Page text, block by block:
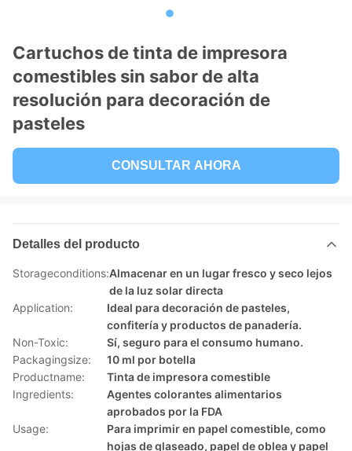
Cartuchos de tinta de impresora
comestibles sin sabor de alta
resolución para decoración de
pasteles
CONSULTAR AHORA
Detalles del producto
Storageconditions:Almacenar en un lugar fresco y seco lejos
de la luz solar directa
Application:
Ideal para decoración de pasteles,
confitería y productos de panadería.
Non-Toxic:
Sí, seguro para el consumo humano.
Packagingsize:
10 ml por botella
Productname:
Tinta de impresora comestible
Ingredients:
Agentes colorantes alimentarios
aprobados por la FDA
Usage:
Para imprimir en papel comestible, como
hojas de glaseado, papel de oblea y papel